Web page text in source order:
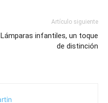
Artículo siguiente
Lámparas infantiles, un toque
de distinción